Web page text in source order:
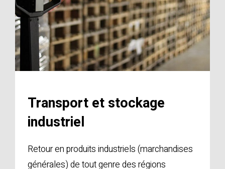
Transport et stockage
industriel
Retour en produits industriels (marchandises
générales) de tout genre des régions